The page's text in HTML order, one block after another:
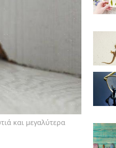
και μεγαλύτερα